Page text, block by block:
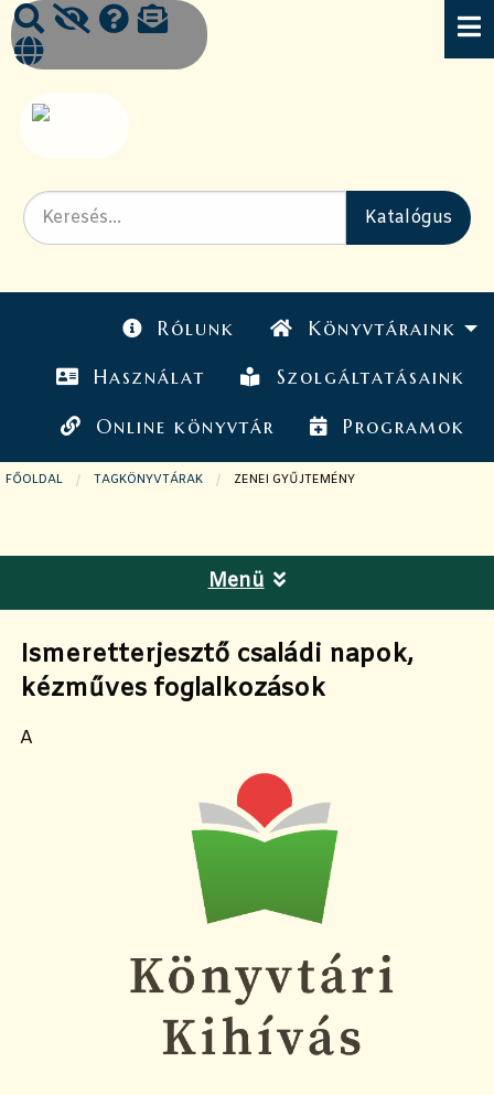
Rólunk Könyvtáraink
Használat Szolgáltatásaink
Online könyvtár Programok
FŐOLDAL TAGKÖNYVTÁRAK JELENLEGI OLDAL:
ZENEI GYŰJTEMÉNY
Menü
Ismeretterjesztő családi napok,
kézműves foglalkozások
A